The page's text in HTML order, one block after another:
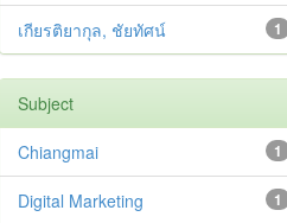
1
เกียรติยากุล, ชัยทัศน์
Subject
1
Chiangmai
1
Digital Marketing